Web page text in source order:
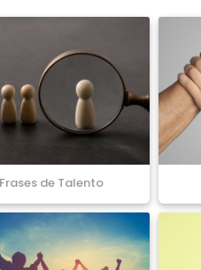
Frases de Talento